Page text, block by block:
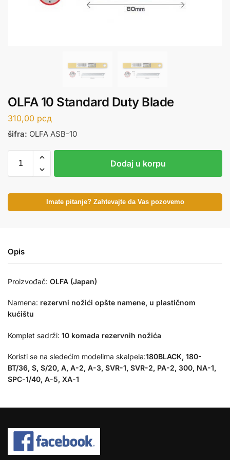
OLFA 10 Standard Duty Blade
310,00 рсд
šifra: OLFA ASB-10
Dodaj u korpu
Imate pitanje? Zahtevajte da Vas pozovemo
Opis
Proizvođač: OLFA (Japan)
Namena: rezervni nožići opšte namene, u plastičnom
kućištu
Komplet sadrži: 10 komada rezervnih nožića
Koristi se na sledećim modelima skalpela:180BLACK, 180-
BT/36, S, S/20, A, A-2, A-3, SVR-1, SVR-2, PA-2, 300, NA-1,
SPC-1/40, A-5, XA-1